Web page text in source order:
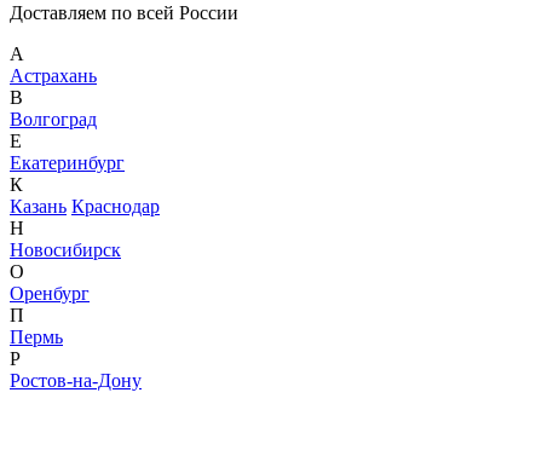
Доставляем по всей России
А
Астрахань
В
Волгоград
Е
Екатеринбург
К
Казань Краснодар
Н
Новосибирск
О
Оренбург
П
Пермь
Р
Ростов-на-Дону